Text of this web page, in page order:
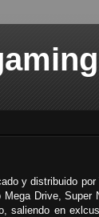
y distribuido
Drive, Super
saliendo en